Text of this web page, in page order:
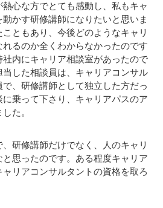
心な方でとても感動し、私もキャ
かす研修講師になりたいと思いま
ともあり、今後どのようなキャリ
るのか全くわからなかったのです
内にキャリア相談室があったので
した相談員は、キャリアコンサル
、研修講師として独立した方だっ
乗って下さり、キャリアパスのア
た。
研修講師だけでなく、人のキャリ
思ったのです。ある程度キャリア
リアコンサルタントの資格を取ろ